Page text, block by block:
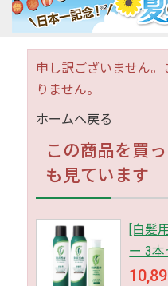
申し訳ございません
りません。
ホームへ戻る
この商品を買
も見ています
[白髪
ー 3本